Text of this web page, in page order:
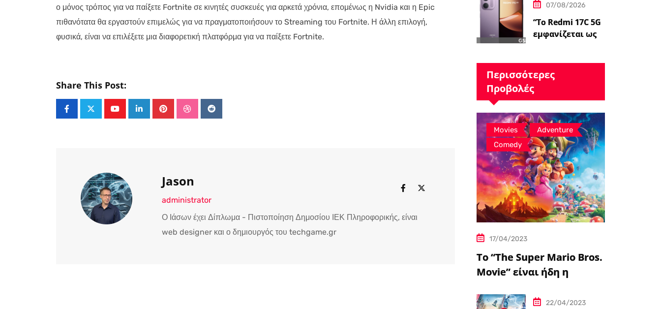
ο μόνος τρόπος για να παίξετε Fortnite σε κινητές συσκευές για αρκετά χρόνια, επομένως η Nvidia και η Epic
πιθανότατα θα εργαστούν επιμελώς για να πραγματοποιήσουν το Streaming του Fortnite. Η άλλη επιλογή,
φυσικά, είναι να επιλέξετε μια διαφορετική πλατφόρμα για να παίξετε Fortnite.
Share This Post:
YoutubeLinkedInPinterestStumbleUpon
Reddit
Jason
administrator
Ο Ιάσων έχει Δίπλωμα - Πιστοποίηση Δημοσίου ΙΕΚ Πληροφορικής, είναι
web designer και ο δημιουργός του techgame.gr
ς»…07/08/2026
“Το Redmi 17C 5G
εμφανίζεται ως
GSMArena.com”
Περισσότερες
Προβολές
Movies , Adventure ,
Comedy
17/04/2023
Το “The Super Mario Bros.
Movie” είναι ήδη η
μεταφορά
22/04/2023